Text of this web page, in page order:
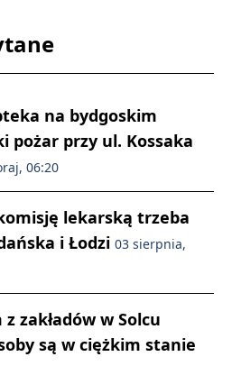
na bydgoskim
pożar przy ul. Kossaka
06:20
lekarską trzeba
i Łodzi 03 sierpnia,
zakładów w Solcu
są w ciężkim stanie